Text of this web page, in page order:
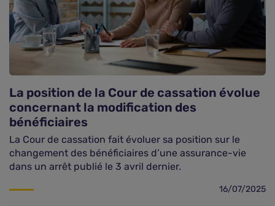
La position de la Cour de cassation évolue
concernant la modification des
bénéficiaires
La Cour de cassation fait évoluer sa position sur le
changement des bénéficiaires d’une assurance-vie
dans un arrêt publié le 3 avril dernier.
16/07/2025